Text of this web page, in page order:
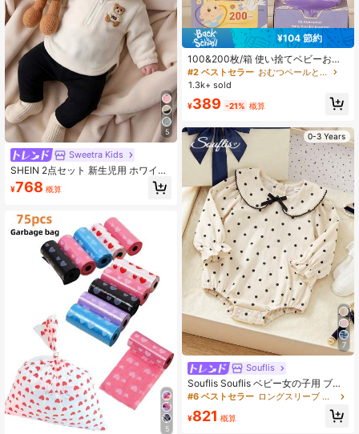
5
Sweetra Kids
SHEIN 2点セット 新生児用 ホワイト
セミハイカラー 長袖 フリース裏地
厚手 ジッパー付き ベア プルオーバ
カジュアル ロングパンツ、ヴィンテ
ージ ミニマリスト かわいい ファッ
ション 韓国スタイル アウトフィッ
ト、秋冬の日常着や室内/屋外シーン
に適しています
¥768 概算
5
¥104 節約
100&200枚/箱 使い捨てベビーおむ
つ袋、簡単に結べるタブ付きうんち
袋、香り付きおむつ廃棄袋、簡単に
処理や PETの排せつ物袋
#2 ベストセラー
おむつペールと詰め替え用
1.3k+ sold
¥389 -21% 概算
0-3 Years
7
Souflis
Souflis Souflis ベビー女の子用 ブラ
ック水玉柄 大きな襟 リボン付き か
ンパース 秋
#6 ベストセラー ロングスリーブ 女の子用ベビーボディスーツ
¥821 概算